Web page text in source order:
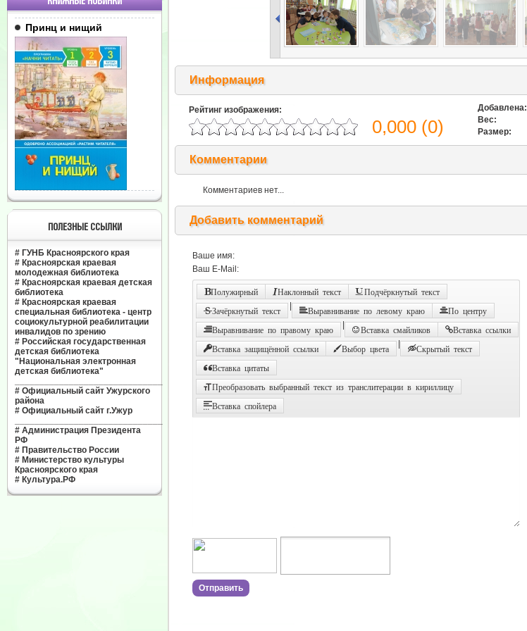
Принц и нищий
ПОЛЕЗНЫЕ ССЫЛКИ
# ГУНБ Красноярского края
# Красноярская краевая
молодежная библиотека
# Красноярская краевая детская
библиотека
# Красноярская краевая
специальная библиотека - центр
социокультурной реабилитации
инвалидов по зрению
# Российская государственная
детская библиотека
"Национальная электронная
детская библиотека"
# Официальный сайт Ужурского
района
# Официальный сайт г.Ужур
# Администрация Президента
РФ
# Правительство России
# Министерство культуры
Красноярского края
# Культура.РФ
Информация
Рейтинг изображения:
0,000 (0)
Добавлена:
Вес:
Размер:
Комментарии
Комментариев нет...
Добавить комментарий
Ваше имя:
Ваш E-Mail:
Полужирный Наклонный текст Подчёркнутый текст
Зачёркнутый текст Выравнивание по левому краю По центру
Выравнивание по правому краю Вставка смайликов Вставка ссылки
Вставка защищённой ссылки Выбор цвета Скрытый текст
Вставка цитаты
Преобразовать выбранный текст из транслитерации в кириллицу
Вставка спойлера